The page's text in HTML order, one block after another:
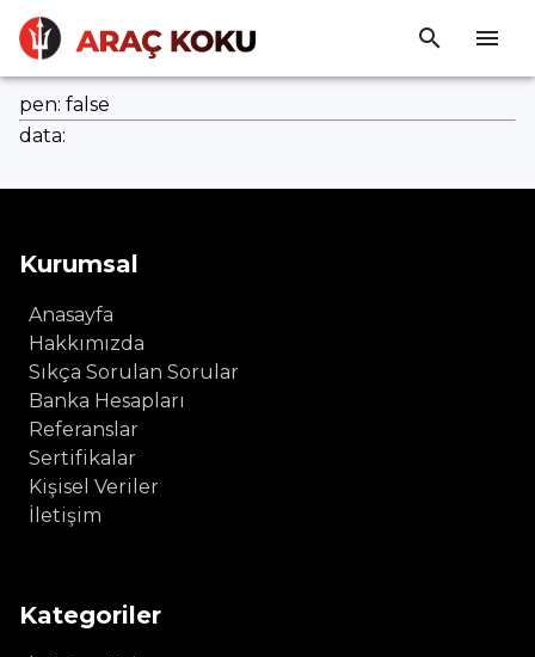
pen: false
data:
Kurumsal
Anasayfa
Hakkımızda
Sıkça Sorulan Sorular
Banka Hesapları
Referanslar
Sertifikalar
Kişisel Veriler
İletişim
Kategoriler